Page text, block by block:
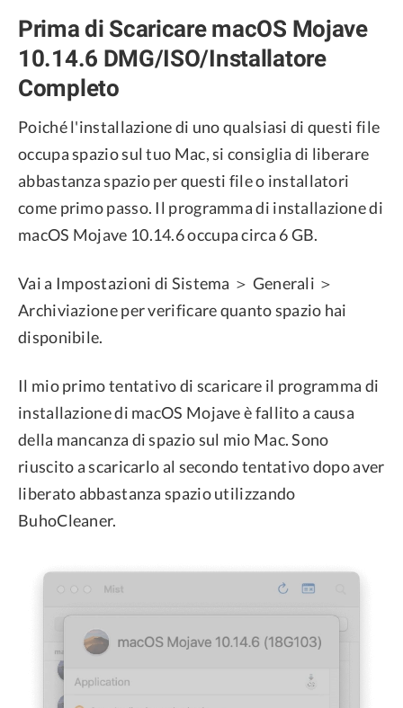
Prima di Scaricare macOS Mojave
10.14.6 DMG/ISO/Installatore
Completo
Poiché l'installazione di uno qualsiasi di questi file
occupa spazio sul tuo Mac, si consiglia di liberare
abbastanza spazio per questi file o installatori
come primo passo. Il programma di installazione di
macOS Mojave 10.14.6 occupa circa 6 GB.
Vai a Impostazioni di Sistema ＞ Generali ＞
Archiviazione per verificare quanto spazio hai
disponibile.
Il mio primo tentativo di scaricare il programma di
installazione di macOS Mojave è fallito a causa
della mancanza di spazio sul mio Mac. Sono
riuscito a scaricarlo al secondo tentativo dopo aver
liberato abbastanza spazio utilizzando
BuhoCleaner.